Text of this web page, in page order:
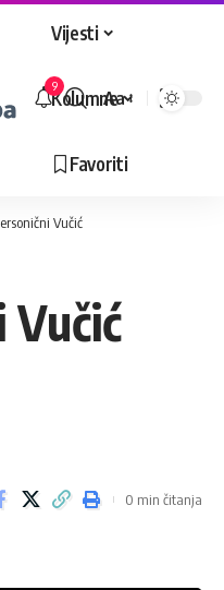
Vijesti
Kolumne
Favoriti
9
Veličina
Aa
Vučić
Vučić
0 min čitanja